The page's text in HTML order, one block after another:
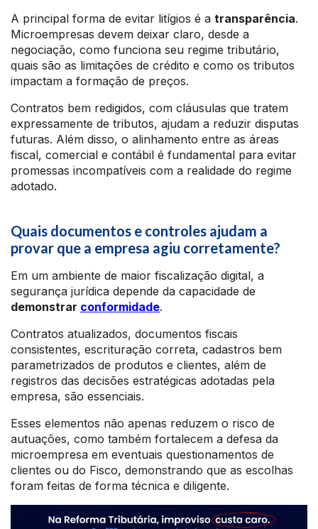
A principal forma de evitar litígios é a transparência.
Microempresas devem deixar claro, desde a
negociação, como funciona seu regime tributário,
quais são as limitações de crédito e como os tributos
impactam a formação de preços.
Contratos bem redigidos, com cláusulas que tratem
expressamente de tributos, ajudam a reduzir disputas
futuras. Além disso, o alinhamento entre as áreas
fiscal, comercial e contábil é fundamental para evitar
promessas incompatíveis com a realidade do regime
adotado.
Quais documentos e controles ajudam a
provar que a empresa agiu corretamente?
Em um ambiente de maior fiscalização digital, a
segurança jurídica depende da capacidade de
demonstrar conformidade.
Contratos atualizados, documentos fiscais
consistentes, escrituração correta, cadastros bem
parametrizados de produtos e clientes, além de
registros das decisões estratégicas adotadas pela
empresa, são essenciais.
Esses elementos não apenas reduzem o risco de
autuações, como também fortalecem a defesa da
microempresa em eventuais questionamentos de
clientes ou do Fisco, demonstrando que as escolhas
foram feitas de forma técnica e diligente.